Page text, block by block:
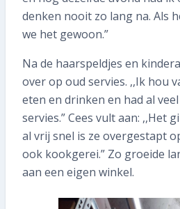
denken nooit zo lang na. Als
we het gewoon.”
Na de haarspeldjes en
over op oud servies. ,,Ik hou
eten en drinken en had al
servies.” Cees vult aan: ,,Het
al vrij snel is ze overgestapt
ook kookgerei.” Zo groeide
aan een eigen winkel.